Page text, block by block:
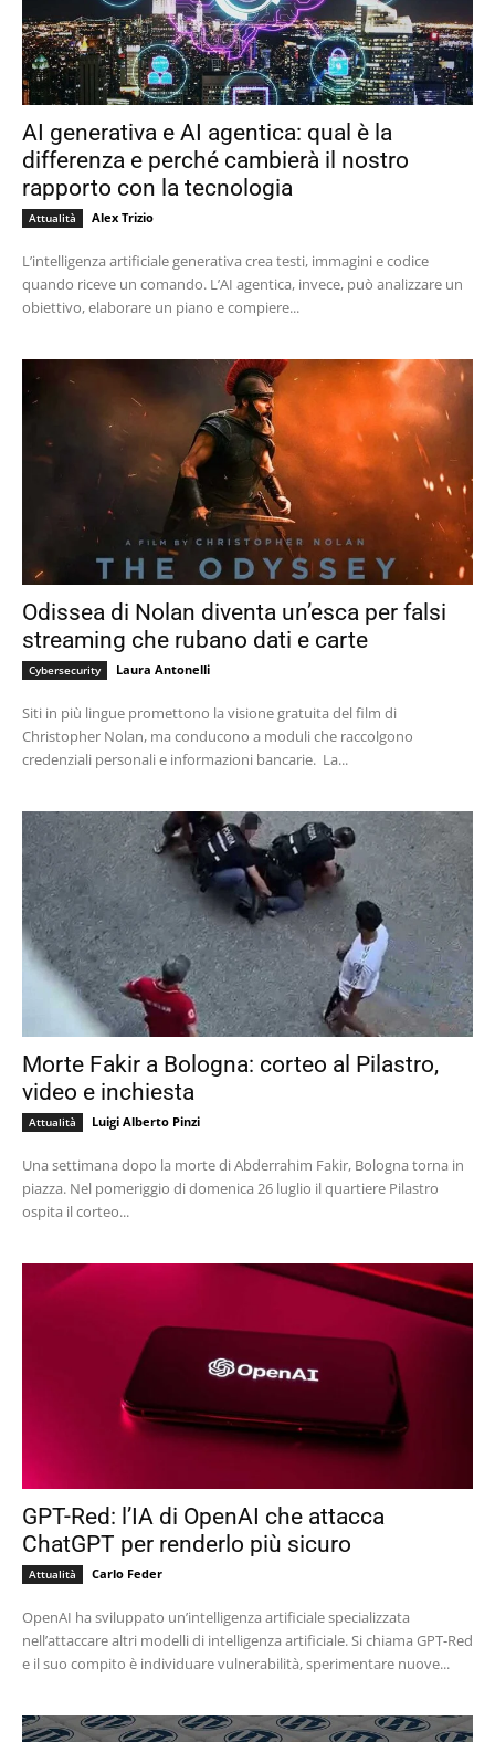
AI generativa e AI agentica: qual è la
differenza e perché cambierà il nostro
rapporto con la tecnologia
Attualità Alex Trizio
L’intelligenza artificiale generativa crea testi, immagini e codice
quando riceve un comando. L’AI agentica, invece, può analizzare un
obiettivo, elaborare un piano e compiere...
Odissea di Nolan diventa un’esca per falsi
streaming che rubano dati e carte
Cybersecurity Laura Antonelli
Siti in più lingue promettono la visione gratuita del film di
Christopher Nolan, ma conducono a moduli che raccolgono
credenziali personali e informazioni bancarie. La...
Morte Fakir a Bologna: corteo al Pilastro,
video e inchiesta
Attualità Luigi Alberto Pinzi
Una settimana dopo la morte di Abderrahim Fakir, Bologna torna in
piazza. Nel pomeriggio di domenica 26 luglio il quartiere Pilastro
ospita il corteo...
GPT-Red: l’IA di OpenAI che attacca
ChatGPT per renderlo più sicuro
Attualità Carlo Feder
OpenAI ha sviluppato un’intelligenza artificiale specializzata
nell’attaccare altri modelli di intelligenza artificiale. Si chiama GPT-Red
e il suo compito è individuare vulnerabilità, sperimentare nuove...